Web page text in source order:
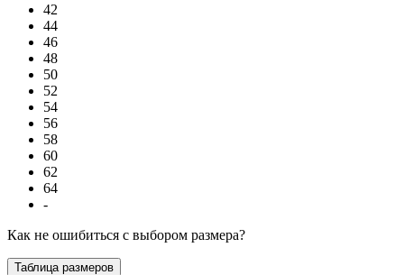
42
44
46
48
50
52
54
56
58
60
62
64
-
Как не ошибиться с выбором размера?
Таблица размеров